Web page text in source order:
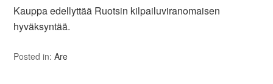
Kauppa edellyttää Ruotsin kilpailuviranomaisen
hyväksyntää.
Posted in:Are